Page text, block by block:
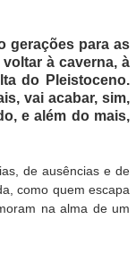
gerações para as
à caverna, à
do Pleistoceno.
vai acabar, sim,
e além do mais,
de ausências e de
como quem escapa
na alma de um